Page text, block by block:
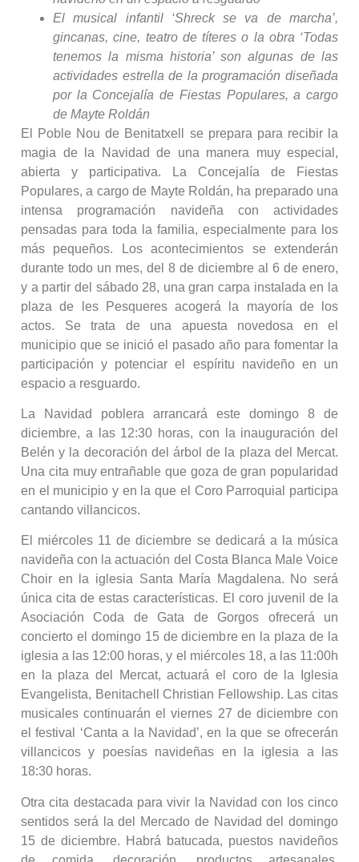
El musical infantil ‘Shreck se va de marcha’,
gincanas, cine, teatro de títeres o la obra ‘Todas
tenemos la misma historia’ son algunas de las
actividades estrella de la programación diseñada
por la Concejalía de Fiestas Populares, a cargo
de Mayte Roldán
El Poble Nou de Benitatxell se prepara para recibir la
magia de la Navidad de una manera muy especial,
abierta y participativa. La Concejalía de Fiestas
Populares, a cargo de Mayte Roldán, ha preparado una
intensa programación navideña con actividades
pensadas para toda la familia, especialmente para los
más pequeños. Los acontecimientos se extenderán
durante todo un mes, del 8 de diciembre al 6 de enero,
y a partir del sábado 28, una gran carpa instalada en la
plaza de les Pesqueres acogerá la mayoría de los
actos. Se trata de una apuesta novedosa en el
municipio que se inició el pasado año para fomentar la
participación y potenciar el espíritu navideño en un
espacio a resguardo.
La Navidad poblera arrancará este domingo 8 de
diciembre, a las 12:30 horas, con la inauguración del
Belén y la decoración del árbol de la plaza del Mercat.
Una cita muy entrañable que goza de gran popularidad
en el municipio y en la que el Coro Parroquial participa
cantando villancicos.
El miércoles 11 de diciembre se dedicará a la música
navideña con la actuación del Costa Blanca Male Voice
Choir en la iglesia Santa María Magdalena. No será
única cita de estas características. El coro juvenil de la
Asociación Coda de Gata de Gorgos ofrecerá un
concierto el domingo 15 de diciembre en la plaza de la
iglesia a las 12:00 horas, y el miércoles 18, a las 11:00h
en la plaza del Mercat, actuará el coro de la Iglesia
Evangelista, Benitachell Christian Fellowship. Las citas
musicales continuarán el viernes 27 de diciembre con
el festival ‘Canta a la Navidad’, en la que se ofrecerán
villancicos y poesías navideñas en la iglesia a las
18:30 horas.
Otra cita destacada para vivir la Navidad con los cinco
sentidos será la del Mercado de Navidad del domingo
15 de diciembre. Habrá batucada, puestos navideños